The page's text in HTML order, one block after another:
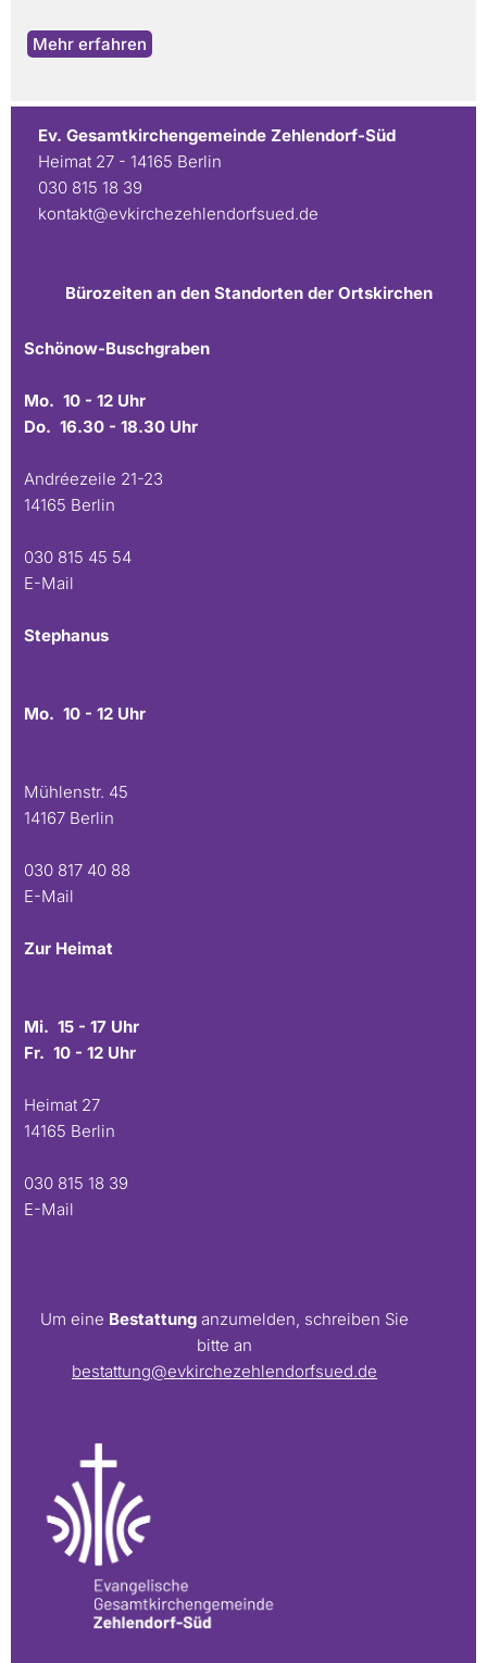
Mehr erfahren
Ev. Gesamtkirchengemeinde Zehlendorf-Süd
Heimat 27 - 14165 Berlin
030 815 18 39
kontakt@evkirchezehlendorfsued.de
Bürozeiten an den Standorten der Ortskirchen
Schönow-Buschgraben
Mo. 10 - 12 Uhr
Do. 16.30 - 18.30 Uhr
Andréezeile 21-23
14165 Berlin
030 815 45 54
E-Mail
Stephanus
Mo. 10 - 12 Uhr
Mühlenstr. 45
14167 Berlin
030 817 40 88
E-Mail
Zur Heimat
Mi. 15 - 17 Uhr
Fr. 10 - 12 Uhr
Heimat 27
14165 Berlin
030 815 18 39
E-Mail
Um eine Bestattung anzumelden, schreiben Sie
bitte an
bestattung@evkirchezehlendorfsued.de